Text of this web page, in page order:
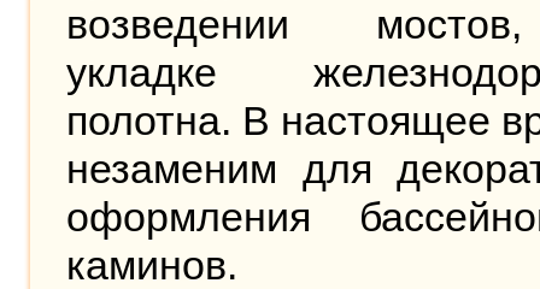
возведении
укладке
полотна. В настоящее
незаменим для
оформления
каминов.